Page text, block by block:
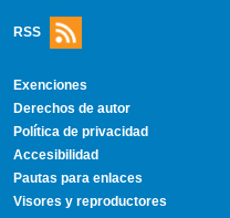
RSS
Exenciones
Derechos de autor
Política de privacidad
Accesibilidad
Pautas para enlaces
Visores y reproductores